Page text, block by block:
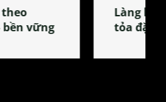
Nhi – nơi lan